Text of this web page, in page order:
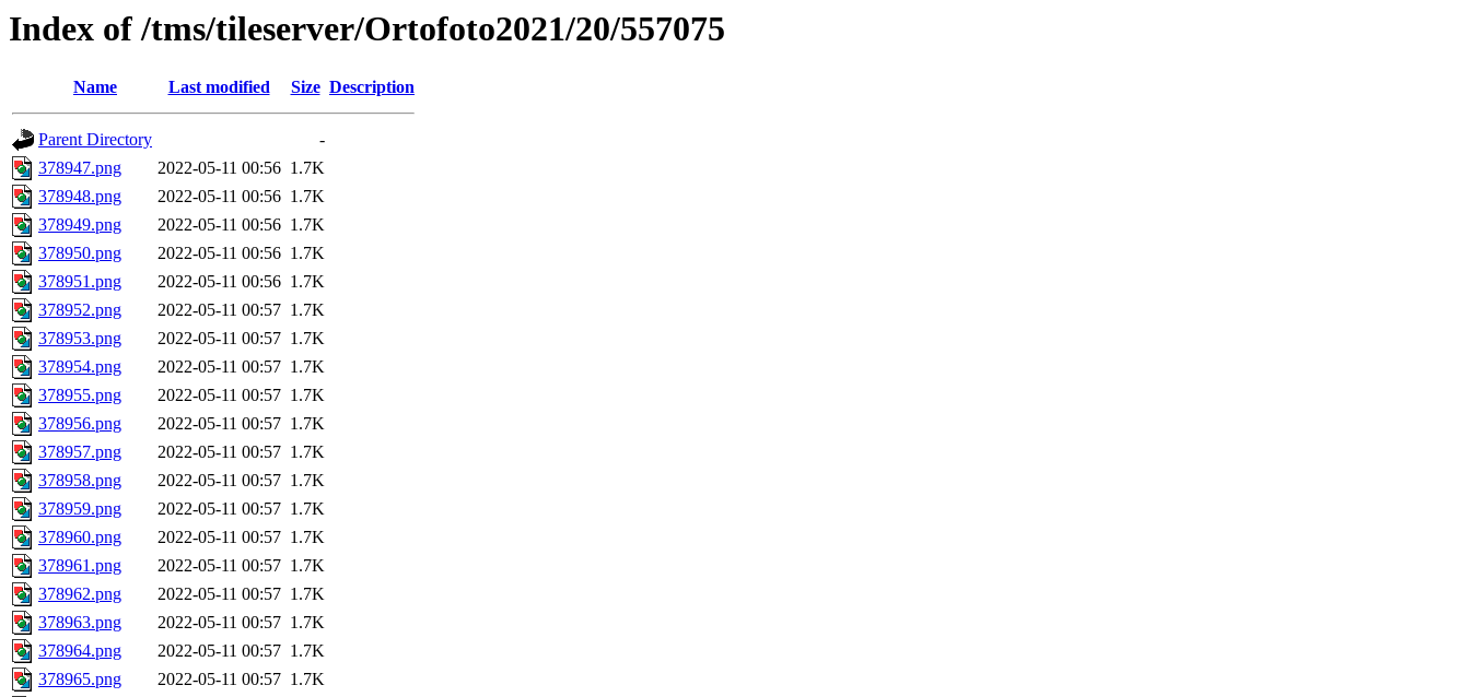
Index of /tms/tileserver/Ortofoto2021/20/557075
Name Last modified Size Description
Parent Directory
-
378947.png
2022-05-11 00:56 1.7K
378948.png
2022-05-11 00:56 1.7K
378949.png
2022-05-11 00:56 1.7K
378950.png
2022-05-11 00:56 1.7K
378951.png
2022-05-11 00:56 1.7K
378952.png
2022-05-11 00:57 1.7K
378953.png
2022-05-11 00:57 1.7K
378954.png
2022-05-11 00:57 1.7K
378955.png
2022-05-11 00:57 1.7K
378956.png
2022-05-11 00:57 1.7K
378957.png
2022-05-11 00:57 1.7K
378958.png
2022-05-11 00:57 1.7K
378959.png
2022-05-11 00:57 1.7K
378960.png
2022-05-11 00:57 1.7K
378961.png
2022-05-11 00:57 1.7K
378962.png
2022-05-11 00:57 1.7K
378963.png
2022-05-11 00:57 1.7K
378964.png
2022-05-11 00:57 1.7K
378965.png
2022-05-11 00:57 1.7K